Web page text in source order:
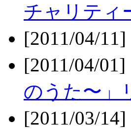
チャリティ
[2011/04/
[2011/04/
のうた〜」
[2011/03/